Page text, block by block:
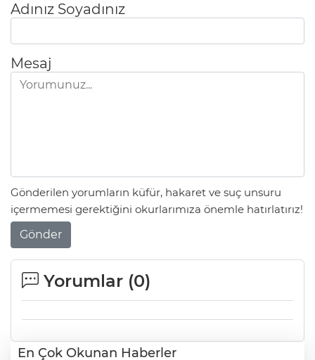
Adınız Soyadınız
Mesaj
Gönderilen yorumların küfür, hakaret ve suç unsuru
içermemesi gerektiğini okurlarımıza önemle hatırlatırız!
Gönder
Yorumlar (0)
En Çok Okunan Haberler